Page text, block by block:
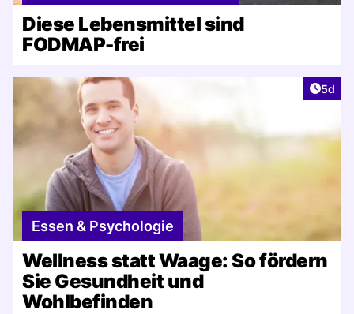
Diese Lebensmittel sind
FODMAP-frei
5d
Essen & Psychologie
Wellness statt Waage: So fördern
Sie Gesundheit und
Wohlbefinden